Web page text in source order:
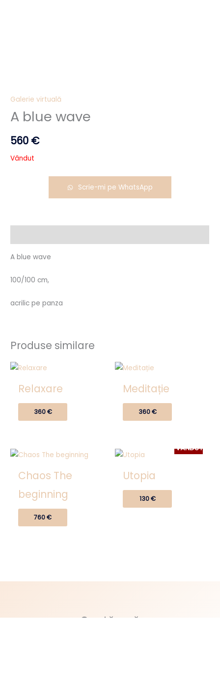
Galerie virtuală
A blue wave
560 €
Vândut
Scrie-mi pe WhatsApp
A blue wave
100/100 cm,
acrilic pe panza
Produse similare
Relaxare
360€
Meditație
360€
Chaos The
beginning
760€
VÂNDUT
Utopia
130€
Caută-mă